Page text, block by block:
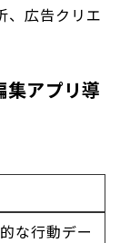
、広告クリエ
アプリ導
な行動デー